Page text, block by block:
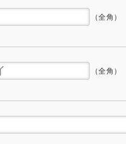
（全角）
（全角）